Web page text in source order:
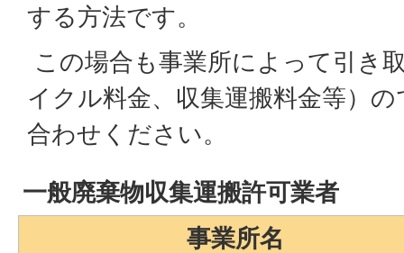
する方法です。
この場合も事業所によって引き
イクル料金、収集運搬料金等）
合わせください。
一般廃棄物収集運搬許可業者
事業所名